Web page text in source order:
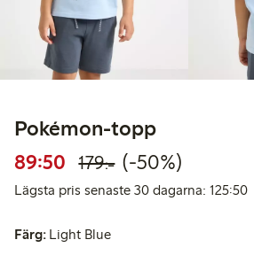
Pokémon-topp
89:50 Rabatterat pris:
179:-Ordinarie pris:
50% rabatt
(-50%)
Lägsta pris senaste 30 dagarna: 125:50
Färg: Light Blue